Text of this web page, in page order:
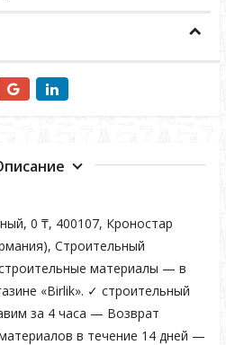
0 ₸, 400107, Кроностар
Строительный
материалы — в
«Birlik». ✓ строительный
за 4 часа — Возврат
в течение 14 дней —